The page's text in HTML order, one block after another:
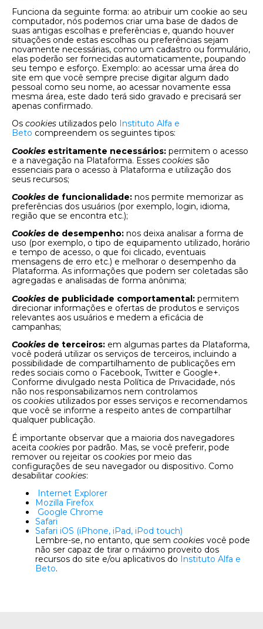
Funciona da seguinte forma: ao atribuir um cookie ao seu
computador, nós podemos criar uma base de dados de
suas antigas escolhas e preferências e, quando houver
situações onde estas escolhas ou preferências sejam
novamente necessárias, como um cadastro ou formulário,
elas poderão ser fornecidas automaticamente, poupando
seu tempo e esforço. Exemplo: ao acessar uma área do
site em que você sempre precise digitar algum dado
pessoal como seu nome, ao acessar novamente essa
mesma área, este dado terá sido gravado e precisará ser
apenas confirmado.
Os cookies utilizados pelo Instituto Alfa e
Beto compreendem os seguintes tipos:
Cookies estritamente necessários: permitem o acesso
e a navegação na Plataforma. Esses cookies são
essenciais para o acesso à Plataforma e utilização dos
seus recursos;
Cookies de funcionalidade: nos permite memorizar as
preferências dos usuários (por exemplo, login, idioma,
região que se encontra etc.);
Cookies de desempenho: nos deixa analisar a forma de
uso (por exemplo, o tipo de equipamento utilizado, horário
e tempo de acesso, o que foi clicado, eventuais
mensagens de erro etc.) e melhorar o desempenho da
Plataforma. As informações que podem ser coletadas são
agregadas e analisadas de forma anônima;
Cookies de publicidade comportamental: permitem
direcionar informações e ofertas de produtos e serviços
relevantes aos usuários e medem a eficácia de
campanhas;
Cookies de terceiros: em algumas partes da Plataforma,
você poderá utilizar os serviços de terceiros, incluindo a
possibilidade de compartilhamento de publicações em
redes sociais como o Facebook, Twitter e Google+.
Conforme divulgado nesta Política de Privacidade, nós
não nos responsabilizamos nem controlamos
os cookies utilizados por esses serviços e recomendamos
que você se informe a respeito antes de compartilhar
qualquer publicação.
É importante observar que a maioria dos navegadores
aceita cookies por padrão. Mas, se você preferir, pode
remover ou rejeitar os cookies por meio das
configurações de seu navegador ou dispositivo. Como
desabilitar cookies:
Internet Explorer
Mozilla Firefox
Google Chrome
Safari
Safari iOS (iPhone, iPad, iPod touch)
Lembre-se, no entanto, que sem cookies você pode
não ser capaz de tirar o máximo proveito dos
recursos do site e/ou aplicativos do Instituto Alfa e
Beto.